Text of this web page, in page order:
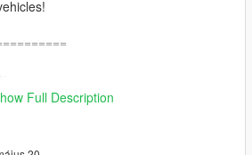
Full Description